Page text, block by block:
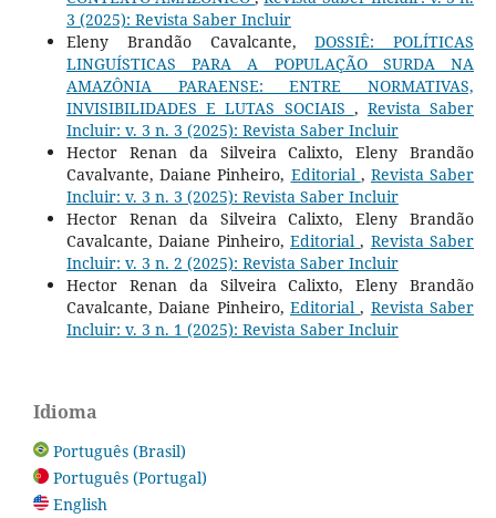
3 (2025): Revista Saber Incluir
Eleny Brandão Cavalcante,DOSSIÊ: POLÍTICAS
LINGUÍSTICAS PARA A POPULAÇÃO SURDA NA
AMAZÔNIA PARAENSE: ENTRE NORMATIVAS,
INVISIBILIDADES E LUTAS SOCIAIS , Revista Saber
Incluir: v. 3 n. 3 (2025): Revista Saber Incluir
Hector Renan da Silveira Calixto, Eleny Brandão
Cavalvante, Daiane Pinheiro, Editorial , Revista Saber
Incluir: v. 3 n. 3 (2025): Revista Saber Incluir
Hector Renan da Silveira Calixto, Eleny Brandão
Cavalcante, Daiane Pinheiro, Editorial, Revista Saber
Incluir: v. 3 n. 2 (2025): Revista Saber Incluir
Hector Renan da Silveira Calixto, Eleny Brandão
Cavalcante, Daiane Pinheiro, Editorial, Revista Saber
Incluir: v. 3 n. 1 (2025): Revista Saber Incluir
Idioma
Português (Brasil)
Português (Portugal)
English